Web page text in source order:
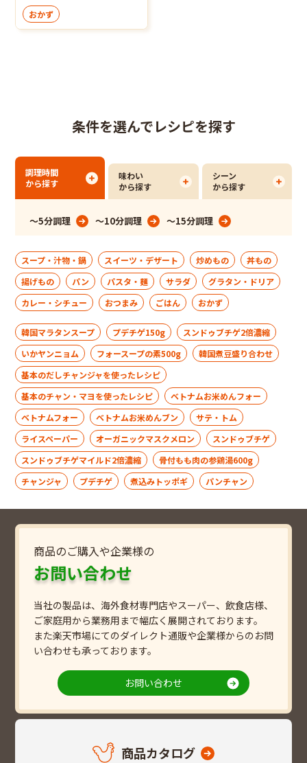
おかず
条件を選んでレシピを探す
調理時間
から探す
味わい
から探す
シーン
から探す
～5分調理 ～10分調理 ～15分調理
スープ・汁物・鍋 スイーツ・デザート 炒めもの
丼もの
揚げもの
パン パスタ・麺 サラダ
グラタン・ドリア
カレー・シチュー
おつまみ ごはん おかず
韓国マラタンスープ プデチゲ150g
スンドゥブチゲ2倍濃縮
いかヤンニョム
フォースープの素500g
韓国煮豆盛り合わせ
基本のだしチャンジャを使ったレシピ
基本のチャン・マヨを使ったレシピ
ベトナムお米めんフォー
ベトナムフォー
ベトナムお米めんブン
サテ・トム
ライスペーパー
オーガニックマスクメロン
スンドゥブチゲ
スンドゥブチゲマイルド2倍濃縮
骨付もも肉の参鶏湯600g
チャンジャ
プデチゲ 煮込みトッポギ パンチャン
商品のご購入や企業様の
お問い合わせ
当社の製品は、海外食材専門店やスーパー、飲食店様、
ご家庭用から業務用まで幅広く展開されております。
また楽天市場にてのダイレクト通販や企業様からのお問
い合わせも承っております。
お問い合わせ
商品カタログ